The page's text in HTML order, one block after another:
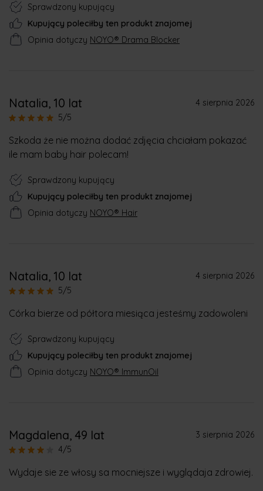
Sprawdzony kupujący
Kupujący poleciłby ten produkt znajomej
Opinia dotyczy NOYO® Drama Blocker
Natalia, 10 lat
4 sierpnia 2026
5/5
Szkoda że nie można dodać zdjęcia chciałam pokazać
ile mam baby hair polecam!
Sprawdzony kupujący
Kupujący poleciłby ten produkt znajomej
Opinia dotyczy NOYO® Hair
Natalia, 10 lat
4 sierpnia 2026
5/5
Córka bierze od półtora miesiąca jesteśmy zadowoleni
Sprawdzony kupujący
Kupujący poleciłby ten produkt znajomej
Opinia dotyczy NOYO® ImmunOil
Magdalena, 49 lat
3 sierpnia 2026
4/5
Wydaje sie ze włosy sa mocniejsze i wyglądaja zdrowiej.